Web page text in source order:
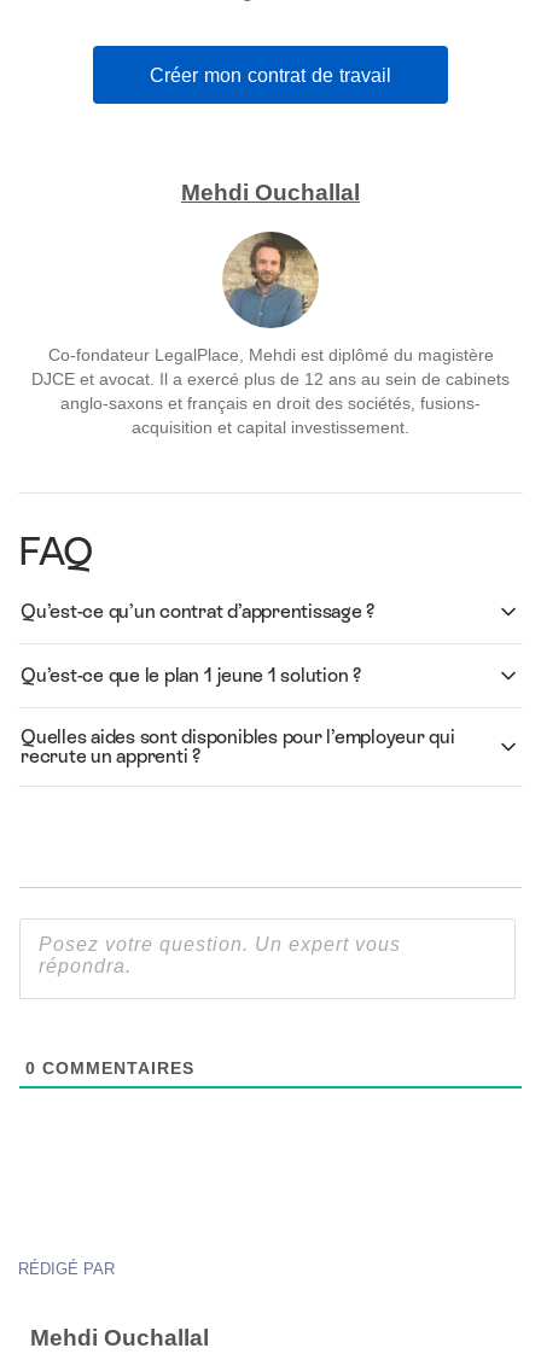
Créer mon contrat de travail
Mehdi Ouchallal
Co-fondateur LegalPlace, Mehdi est diplômé du magistère
DJCE et avocat. Il a exercé plus de 12 ans au sein de cabinets
anglo-saxons et français en droit des sociétés, fusions-
acquisition et capital investissement.
FAQ
Qu’est-ce qu’un contrat d’apprentissage ?
Qu’est-ce que le plan 1 jeune 1 solution ?
Quelles aides sont disponibles pour l’employeur qui
recrute un apprenti ?
0 COMMENTAIRES
RÉDIGÉ PAR
Mehdi Ouchallal